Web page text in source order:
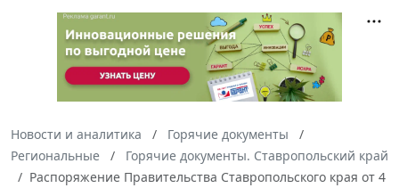
Новости и аналитика
Горячие документы
Региональные
Горячие документы. Ставропольский край
Распоряжение Правительства Ставропольского края от 4